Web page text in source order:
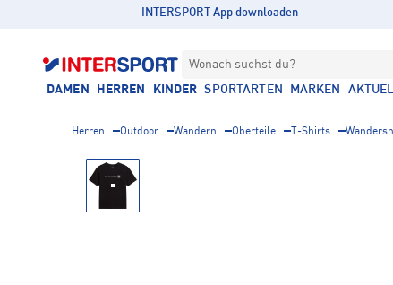
INTERSPORT App downloaden
Wonach suchst du?
DAMEN HERREN KINDER SPORTARTEN MARKEN
Herren Outdoor Wandern Oberteile T-Shirts